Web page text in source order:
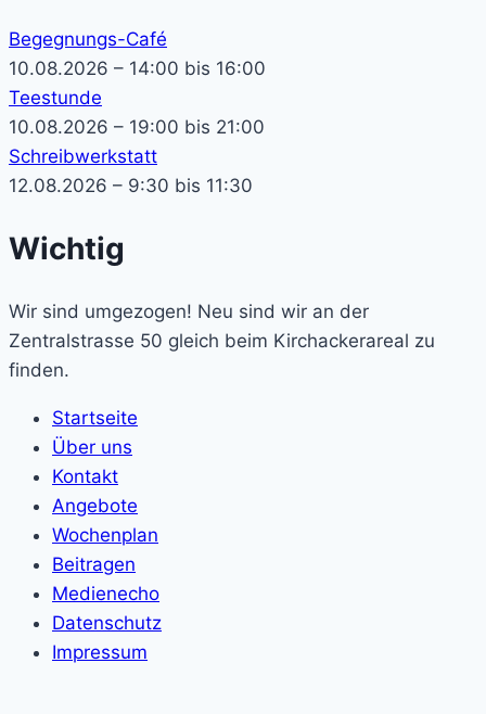
Begegnungs-Café
10.08.2026 – 14:00 bis 16:00
Teestunde
10.08.2026 – 19:00 bis 21:00
Schreibwerkstatt
12.08.2026 – 9:30 bis 11:30
Wichtig
Wir sind umgezogen! Neu sind wir an der
Zentralstrasse 50 gleich beim Kirchackerareal zu
finden.
Startseite
Über uns
Kontakt
Angebote
Wochenplan
Beitragen
Medienecho
Datenschutz
Impressum